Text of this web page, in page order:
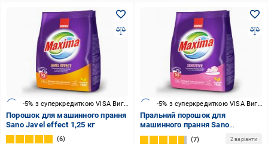
-5% з суперкредиткою VISA Вигода
Порошок для машинного прання
Sano Javel effect 1,25 кг
6
Пральний порошок для
машинного прання Sano
Sensitive 1,25 кг
7 2 варіанти